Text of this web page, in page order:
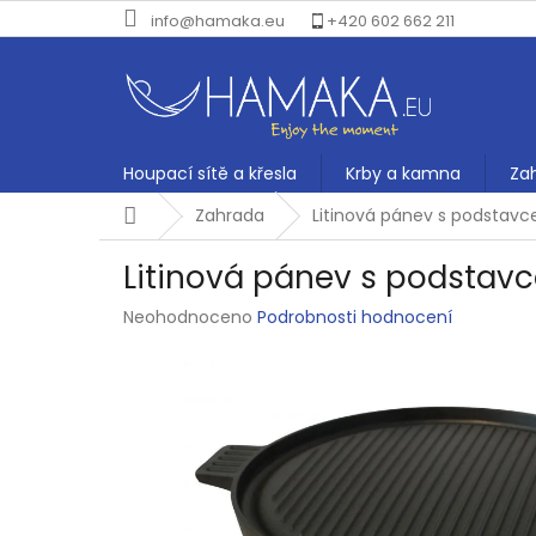
na
info@hamaka.eu +420 602 662 211
Houpací sítě a křesla Krby a kamna
DomůZahrada Litinová pánev s
Litinová pánev s
Průměrné
hvězdiček.
Neohodnoceno Podrobnosti hodnocení